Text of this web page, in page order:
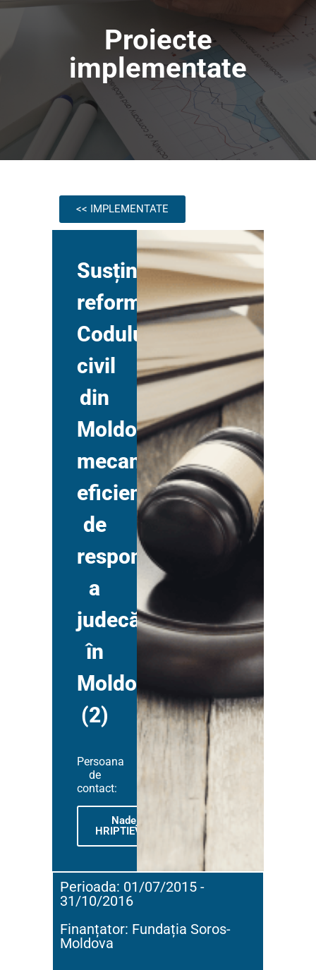
Proiecte
implementate
<< IMPLEMENTATE
Susținerea
reformei
Codului
civil
din
MoldovaPromovarea
mecanismelor
eficiente
de
responsabilizare
a
judecătorilor
în
Moldova
(2)
Persoana
de
contact:
Nadejda
HRIPTIEVSCHI
Perioada: 01/07/2015 -
31/10/2016
Finanțator: Fundația Soros-
Moldova